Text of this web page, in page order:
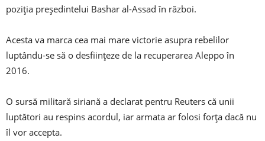
poziția președintelui Bashar al-Assad în război.
Acesta va marca cea mai mare victorie asupra rebelilor
luptându-se să o desființeze de la recuperarea Aleppo în
2016.
O sursă militară siriană a declarat pentru Reuters că unii
luptători au respins acordul, iar armata ar folosi forța dacă nu
îl vor accepta.